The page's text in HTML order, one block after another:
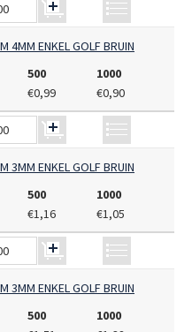
4MM ENKEL GOLF BRUIN
500
1000
€0,99 €0,90
3MM ENKEL GOLF BRUIN
500
1000
€1,16 €1,05
3MM ENKEL GOLF BRUIN
500
1000